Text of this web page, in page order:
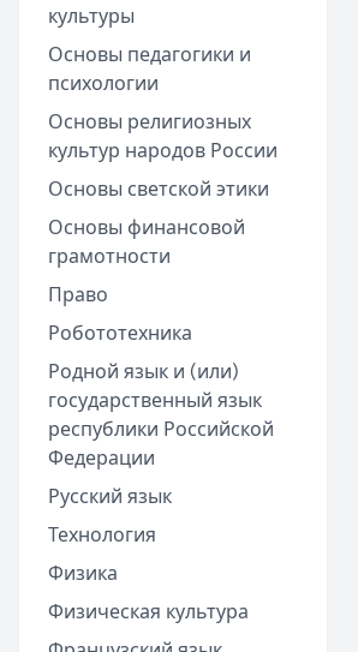
культуры
Основы педагогики и
психологии
Основы религиозных
культур народов России
Основы светской этики
Основы финансовой
грамотности
Право
Робототехника
Родной язык и (или)
государственный язык
республики Российской
Федерации
Русский язык
Технология
Физика
Физическая культура